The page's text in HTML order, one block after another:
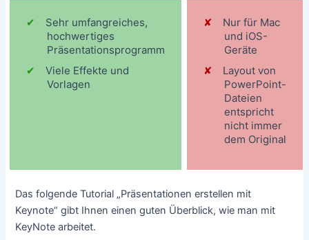
Sehr umfangreiches,
hochwertiges
Präsentationsprogramm
Viele Effekte und
Vorlagen
Nur für Mac
und iOS-
Geräte
Layout von
PowerPoint-
Dateien
entspricht
nicht immer
dem Original
Das folgende Tutorial „Präsentationen erstellen mit
Keynote“ gibt Ihnen einen guten Überblick, wie man mit
KeyNote arbeitet.